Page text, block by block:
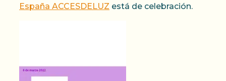
España ACCESDELUZ está de celebración.